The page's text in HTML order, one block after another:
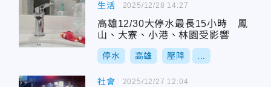
生活
高雄12/30大停水最長15小時 鳳
山、大寮、小港、林園受影響
停水 高雄 壓降
2025/12/28 14:27
社會 2025/12/27 12:04